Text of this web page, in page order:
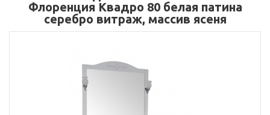
Флоренция Квадро 80 белая патина
серебро витраж, массив ясеня